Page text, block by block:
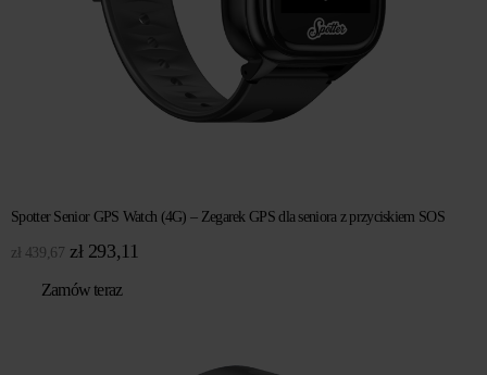
Spotter Senior GPS Watch (4G) – Zegarek GPS dla seniora z przyciskiem SOS
zł 439,67 Pierwotna
wynosiła:
zł293,11
Zamów teraz